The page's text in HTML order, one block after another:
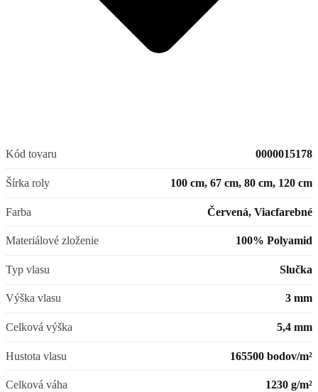
Kód tovaru 0000015178
Šírka roly 100 cm, 67 cm, 80 cm, 120 cm
Farba Červená, Viacfarebné
Materiálové zloženie 100% Polyamid
Typ vlasu Slučka
Výška vlasu 3 mm
Celková výška 5,4 mm
Hustota vlasu 165500 bodov/m²
Celková váha 1230 g/m²